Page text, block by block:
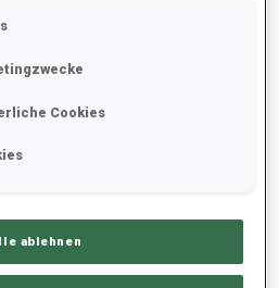
an. Die letzte Runde war
Cookies
ablehnen